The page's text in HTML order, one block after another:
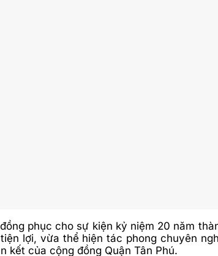
phục cho sự kiện kỷ niệm 20 năm
lợi, vừa thể hiện tác phong chuyên
kết của cộng đồng Quận Tân Phú.